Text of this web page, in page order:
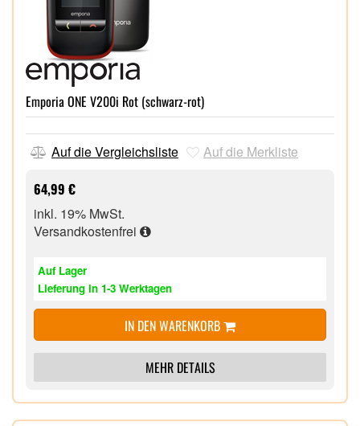
Emporia ONE V200i Rot (schwarz-rot)
Auf die Vergleichsliste Auf die Merkliste
64,99 €
inkl. 19% MwSt.
Versandkostenfrei
Auf Lager
Lieferung in 1-3 Werktagen
IN DEN WARENKORB
MEHR DETAILS